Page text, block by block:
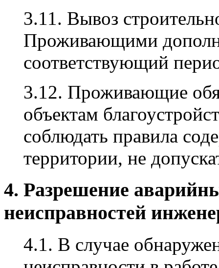
3.11. Вывоз
Проживающими
соответствующий
3.12. Проживающие
объектам
соблюдать правила
территории, не
4. Разрешение
неисправностей
4.1. В случае